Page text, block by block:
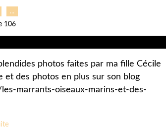
…
106
photos faites par ma fille Cécile
et des photos en plus sur son blog
marrants-oiseaux-marins-et-des-